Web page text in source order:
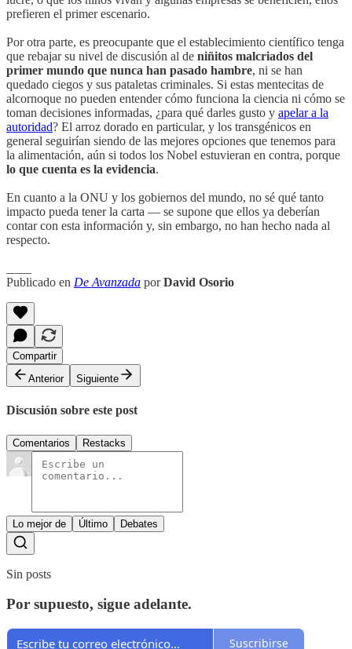
prefieren el primer escenario.
Por otra parte, es preocupante que el establecimiento científico tenga
que rebajar su nivel de discusión al de niñitos malcriados del
primer mundo que nunca han pasado hambre, ni se han
quedado ciegos y sus pataletas criminales. Si estas mentecitas de
alcornoque no pueden entender cómo funciona la ciencia ni cómo se
toman decisiones informadas, ¿para qué darles gusto y apelar a la
autoridad? El arroz dorado en particular, y los transgénicos en
general seguirían siendo de las mejores opciones que tenemos para
la alimentación, aún si todos los Nobel estuvieran en contra, porque
lo que cuenta es la evidencia.
En cuanto a la ONU y los gobiernos del mundo, no sé qué tanto
impacto pueda tener la carta — se supone que ellos ya deberían
contar con esta información y, sin embargo, no han hecho nada al
respecto.
Publicado en De Avanzada porDavid Osorio
Compartir
Anterior
Siguiente
Discusión sobre este post
Comentarios Restacks
Lo mejor de Último Debates
Sin posts
Por supuesto, sigue adelante.
Suscribirse